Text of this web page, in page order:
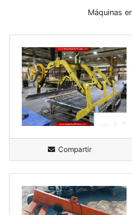
Máquinas
Compartir